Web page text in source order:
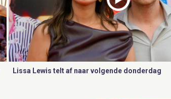
Lissa Lewis telt af naar volgende donderdag